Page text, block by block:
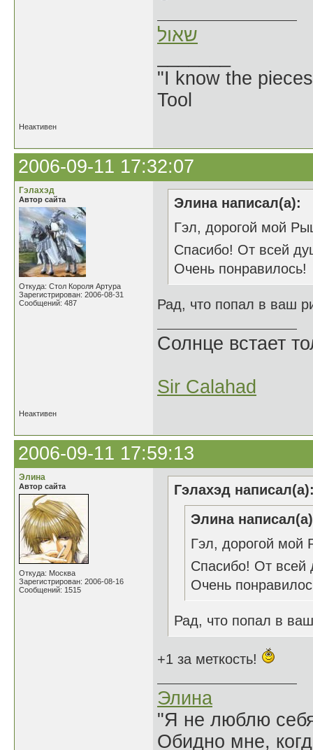
שאול
"I know the
Tool
Неактивен
2006-09-11 17:32:07
Гэлахэд
Автор сайта
Откуда: Стол Короля Артура
Зарегистрирован: 2006-08-31
Сообщений: 487
Элина написал(а):
Гэл, дорогой мой
Спасибо! От всей
Очень понравилось!
Рад, что попал в ваш
Солнце встает
Sir Calahad
Неактивен
2006-09-11 17:59:13
Элина
Автор сайта
Откуда: Москва
Зарегистрирован: 2006-08-16
Сообщений: 1515
Гэлахэд
Элина
Гэл, дорогой мой
Спасибо! От
Очень
Рад, что попал в
+1 за меткость!
Элина
"Я не люблю
Обидно мне,